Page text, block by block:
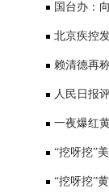
国台办：
表达深切哀
北京疾控
景要戴口罩
赖清德再
国台办回应
人民日报
一夜爆红
师：或涉嫌
“挖呀挖”
“挖呀挖”